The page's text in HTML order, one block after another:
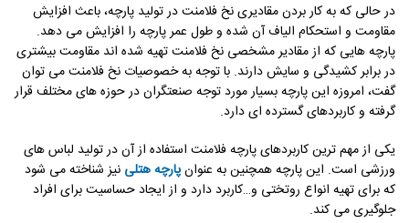
در حالی که به کار بردن مقادیری نخ فلامنت در تولید پارچه، باعث افزایش
مقاومت و استحکام الیاف آن شده و طول عمر پارچه را افزایش می ‌دهد.
پارچه‌ هایی که از مقادیر مشخصی نخ فلامنت تهیه شده ‌اند مقاومت بیشتری
در برابر کشیدگی و سایش دارند. با توجه به خصوصیات نخ فلامنت می ‌توان
گفت، امروزه این پارچه بسیار مورد توجه صنعتگران در حوزه ‌های مختلف قرار
گرفته و کاربردهای گسترده ‌ای دارد.
یکی از مهم ‌ترین کاربردهای پارچه فلامنت استفاده از آن در تولید لباس ‌های
ورزشی است. این پارچه همچنین به عنوانپارچه هتلی نیز شناخته می ‌شود
که برای تهیه انواع روتختی و…کاربرد دارد و از ایجاد حساسیت برای افراد
جلوگیری می کند.